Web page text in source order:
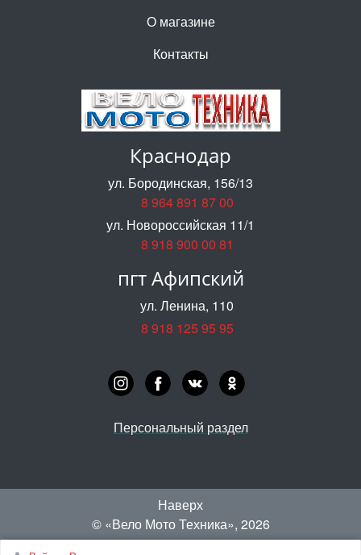
О магазине
Контакты
Краснодар
ул. Бородинская, 156/13
8 964 891 87 00
ул. Новороссийская 11/1
8 918 900 00 81
пгт Афипский
ул. Ленина, 110
8 918 125 95 95
Персональный раздел
Наверх
© «‎Вело Мото Техника», 2026